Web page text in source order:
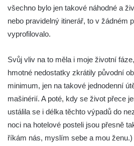
všechno bylo jen takové náhodné a
nebo pravidelný itinerář, to v žádném
vyprofilovalo.
Svůj vliv na to měla i moje životní
hmotné nedostatky zkrátily původní
minimum, jen na takové jednodenní
mašinérií. A poté, kdy se život přece
ustálila se i délka těchto výpadů do
noci na hotelové posteli jsou přesně
říkám nás, myslím sebe a mou